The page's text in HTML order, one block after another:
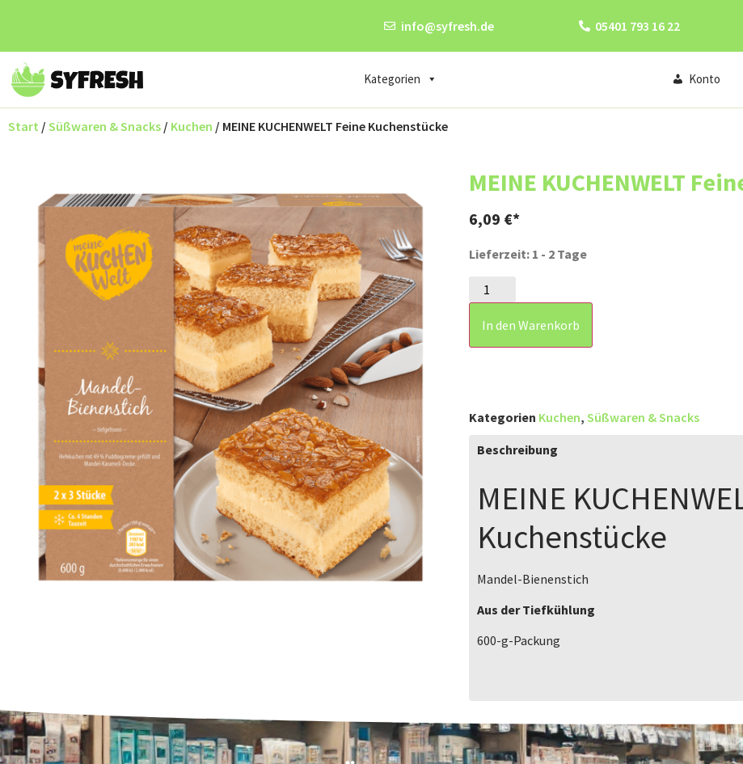
info@syfresh.de 05401 793 16 22
Kategorien Konto
Start / Süßwaren & Snacks / Kuchen / MEINE KUCHENWELT Feine Kuchenstücke
MEINE KUCHENWELT
6,09 €
Lieferzeit: 1 - 2 Tage
In den Warenkorb
Kategorien Kuchen, Süßwaren & Snacks
Beschreibung
MEINE
Kuchenstücke
Mandel-Bienenstich
Aus der Tiefkühlung
600-g-Packung